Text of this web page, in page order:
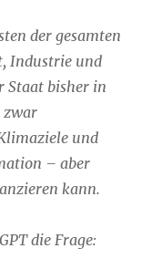
der gesamten
Industrie und
Staat bisher in
zwar
und
– aber
kann.
die Frage: